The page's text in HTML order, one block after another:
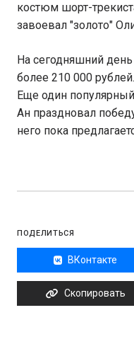
костюм шорт-
завоевал "золото"
На сегодняшний
более 210 000 рублей.
Еще один
Ан праздновал
него пока
ПОДЕЛИТЬСЯ
ВКонтакте
Скопировать